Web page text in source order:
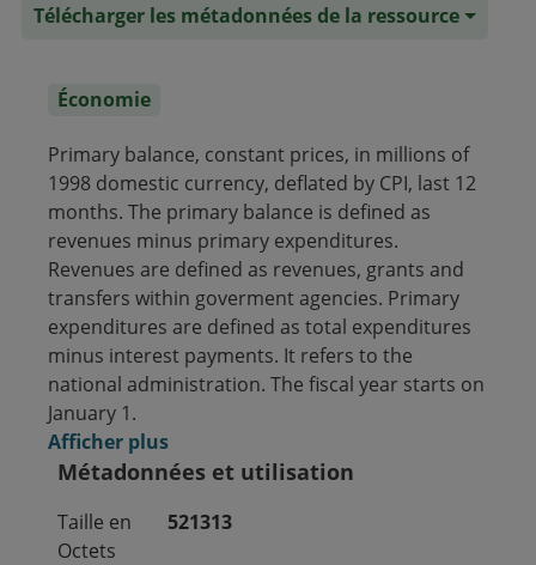
Télécharger les métadonnées de la ressource
Économie
Primary balance, constant prices, in millions of
1998 domestic currency, deflated by CPI, last 12
months. The primary balance is defined as
revenues minus primary expenditures.
Revenues are defined as revenues, grants and
transfers within goverment agencies. Primary
expenditures are defined as total expenditures
minus interest payments. It refers to the
national administration. The fiscal year starts on
January 1.
Afficher plus
Métadonnées et utilisation
Taille en
Octets
521313